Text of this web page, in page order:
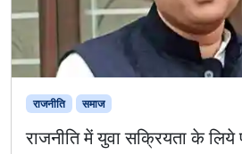
राजनीति समाज
राजनीति में युवा सक्रियता के लिये